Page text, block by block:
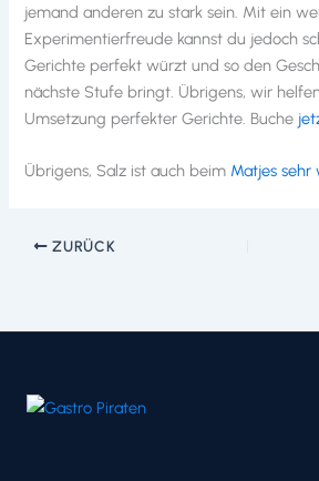
jemand anderen zu stark sein. Mit ein
Experimentierfreude kannst du jedoch
Gerichte perfekt würzt und so den
nächste Stufe bringt. Übrigens, wir
Umsetzung perfekter Gerichte. Buche
Übrigens, Salz ist auch beim Matjes sehr
ZURÜCK